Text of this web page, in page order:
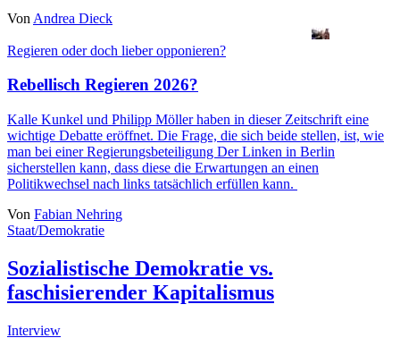
Von Andrea Dieck
Regieren oder doch lieber opponieren?
Rebellisch Regieren 2026?
Kalle Kunkel und Philipp Möllerhaben in dieser Zeitschrift eine
wichtige Debatte eröffnet. Die Frage, die sich beide stellen, ist, wie
man bei einer Regierungsbeteiligung Der Linken in Berlin
sicherstellen kann, dass diese die Erwartungen an einen
Politikwechsel nach links tatsächlich erfüllen kann.
Von Fabian Nehring
Staat/Demokratie
Sozialistische Demokratie vs.
faschisierender Kapitalismus
Interview